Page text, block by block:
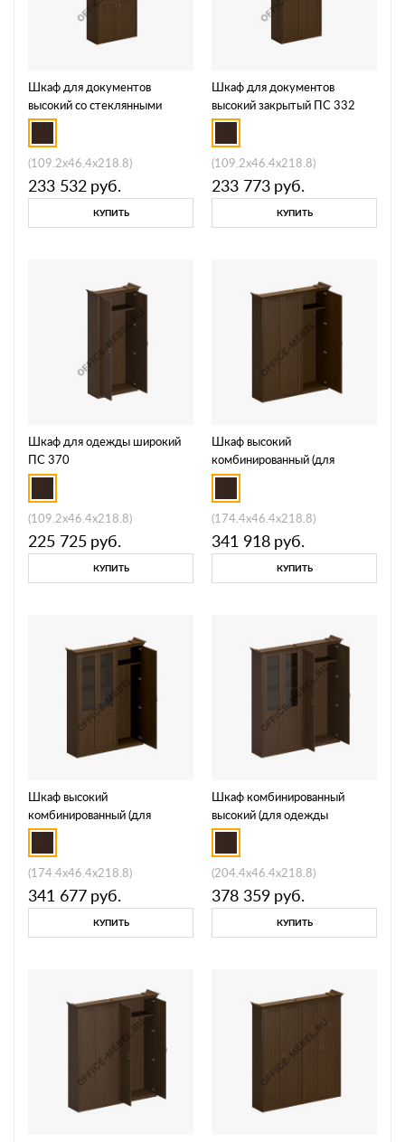
Шкаф для документов
высокий со стеклянными
дверями ПС 331
(109.2x46.4x218.8)
233 532 руб.
КУПИТЬ
Шкаф для документов
высокий закрытый ПС 332
(109.2x46.4x218.8)
233 773 руб.
КУПИТЬ
Шкаф для одежды широкий
ПС 370
(109.2x46.4x218.8)
225 725 руб.
КУПИТЬ
Шкаф высокий
комбинированный (для
одежды узкий + для
документов с закрытыми
дверями) ПС 343
(174.4x46.4x218.8)
341 918 руб.
КУПИТЬ
Шкаф высокий
комбинированный (для
одежды узкий + для
документов со стеклянными
дверями) ПС 344
(174.4x46.4x218.8)
341 677 руб.
КУПИТЬ
Шкаф комбинированный
высокий (для одежды
широкий + для документов со
стеклянными дверями) ПС
372
(204.4x46.4x218.8)
378 359 руб.
КУПИТЬ